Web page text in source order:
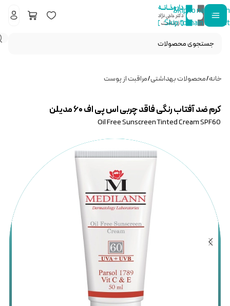
Skip to navigation
Skip to main content
خانه/محصولات بهداشتی/مراقبت از پوست
کرم ضد آفتاب رنگی فاقد چربی اس پی اف ۶۰ مدیلن
Oil Free Sunscreen Tinted Cream SPF60